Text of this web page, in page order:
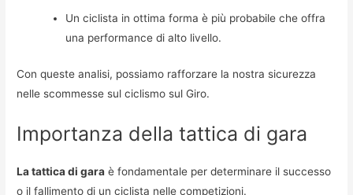
Un ciclista in ottima forma è più probabile che offra
una performance di alto livello.
Con queste analisi, possiamo rafforzare la nostra sicurezza
nelle scommesse sul ciclismo sul Giro.
Importanza della tattica di gara
La tattica di gara è fondamentale per determinare il successo
o il fallimento di un ciclista nelle competizioni.